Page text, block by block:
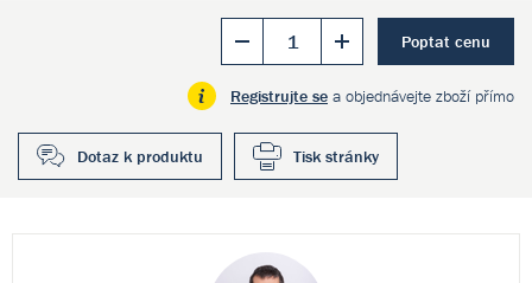
Poptat cenu
Registrujte se a objednávejte zboží přímo
Dotaz k produktu Tisk stránky